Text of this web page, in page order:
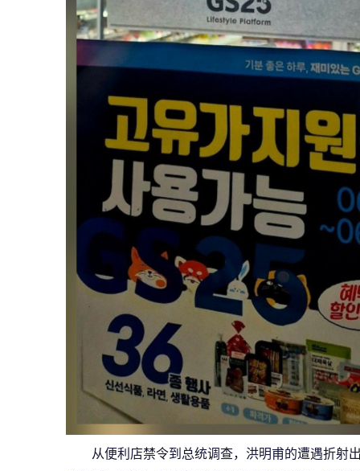
从便利店禁令到总统调查，洪明甫的遭遇折射